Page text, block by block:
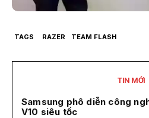
TAGS RAZER TEAM FLASH
TIN MỚI
Samsung phô diễn công
V10 siêu tốc